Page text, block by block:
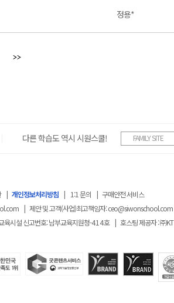
정용*
다른 학습도 역시 시원스쿨! FAMILY SITE
| 개인정보처리방침 | 1:1 문의 | 구매안전 서비스
| 제안 및 고객(사업)최고책임자:ceo@siwonschool.com
육시설 신고번호: 남부교육지원청-414호 | 호스팅 제공자 : ㈜KT